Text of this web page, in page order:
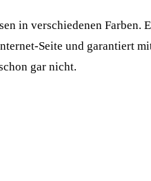
in verschiedenen
Seite und garantiert
gar nicht.